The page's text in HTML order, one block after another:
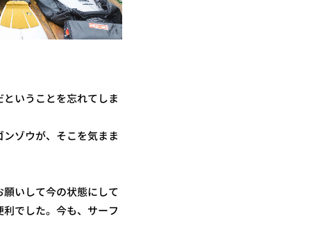
いうことを忘れてしま
ゾウが、そこを気まま
いして今の状態にして
でした。今も、サーフ